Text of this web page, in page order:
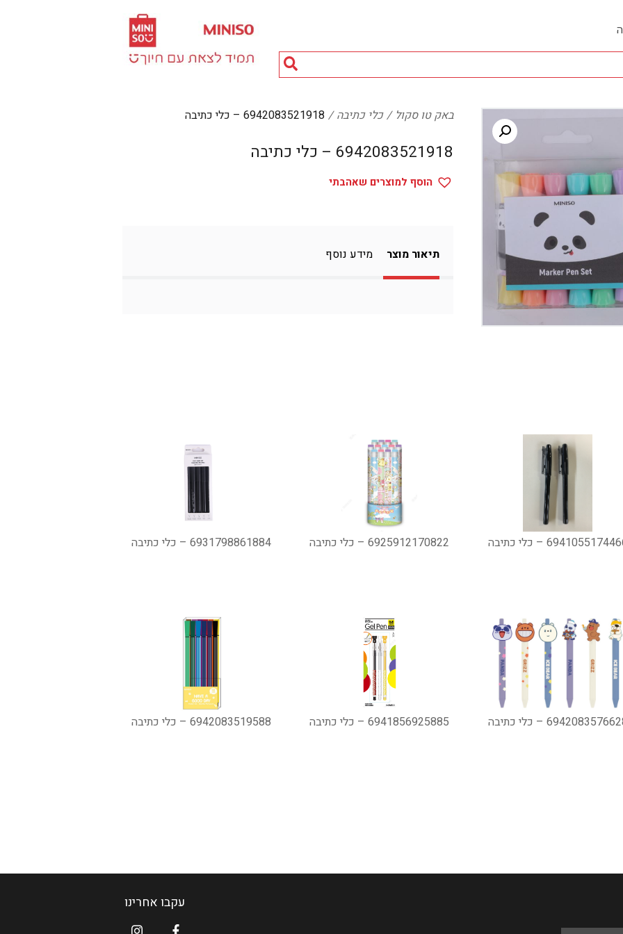
חיפוש
מוצרים...
באק טו סקול כלי כתיבה 6942083521918 – כלי כתיבה
6942083521918 – כלי כתיבה
הוסף למוצרים שאהבתי
תיאור מוצר מידע נוסף
– כלי כתיבה 6925912170822 – כלי כתיבה 6931798861884 – כלי כתיבה
– כלי כתיבה 6941856925885 – כלי כתיבה 6942083519588 – כלי כתיבה
עקבו אחרינו